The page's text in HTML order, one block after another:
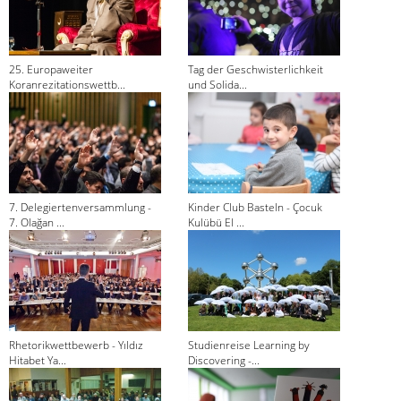
25. Europaweiter
Koranrezitationswettb...
Tag der Geschwisterlichkeit
und Solida...
7. Delegiertenversammlung -
7. Olağan ...
Kinder Club Basteln - Çocuk
Kulübü El ...
Rhetorikwettbewerb - Yıldız
Hitabet Ya...
Studienreise Learning by
Discovering -...